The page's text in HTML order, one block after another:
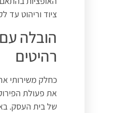
ציוד וריהוט עד לקומה 20 של בניין ולקצר לכם את זמן
הובלה
רהיטים
כחלק משירותי
את פעולת
של בית העסק.